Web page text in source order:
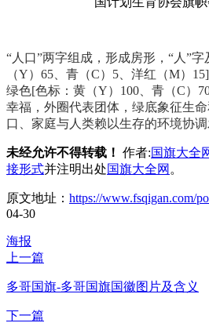
“人口”两字组成，形成房形，“人”
（Y）65、青（C）5、洋红（M）
绿色[色标：黄（Y）100、青（C）
幸福，外圈代表团体，绿底象征生
口、家庭与人类赖以生存的环境协
未经允许不得转载！ 作者:国旗大全
接形式并注明出处国旗大全网 。
原文地址： https://www.fsqigan.com/
04-30
海报
上一篇
多哥国旗-多哥国旗国徽图片及含义
下一篇